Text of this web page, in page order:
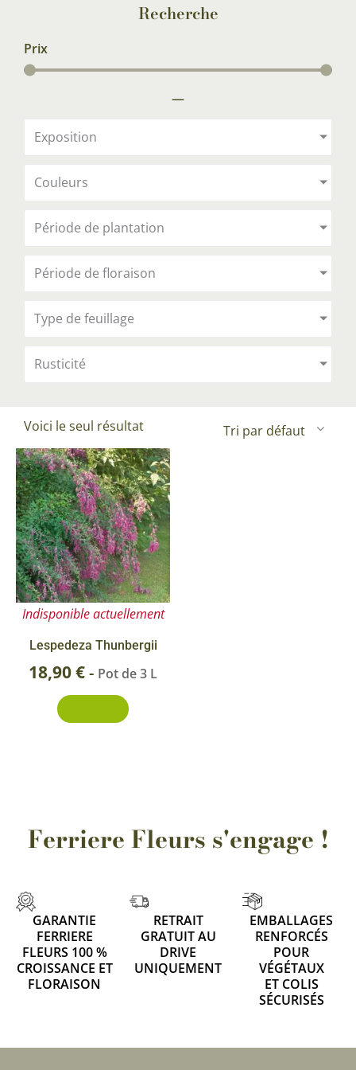
Recherche
Prix
—
Exposition
Couleurs
Période de plantation
Période de floraison
Type de feuillage
Rusticité
Voici le seul résultat
Indisponible actuellement
Lespedeza Thunbergii
18,90€- Pot de 3 L
Ferriere Fleurs s'engage !
GARANTIE
FERRIERE
FLEURS 100 %
CROISSANCE ET
FLORAISON
RETRAIT
GRATUIT AU
DRIVE
UNIQUEMENT
EMBALLAGES
RENFORCÉS
POUR
VÉGÉTAUX
ET COLIS
SÉCURISÉS